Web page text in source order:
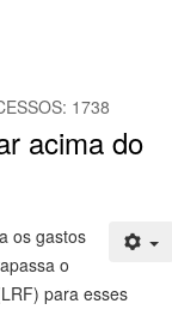
1738
acima do
os gastos
o
para esses